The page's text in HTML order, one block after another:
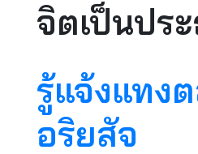
จิตเป็นปร
รู้แจ้งแทง
อริยสัจ